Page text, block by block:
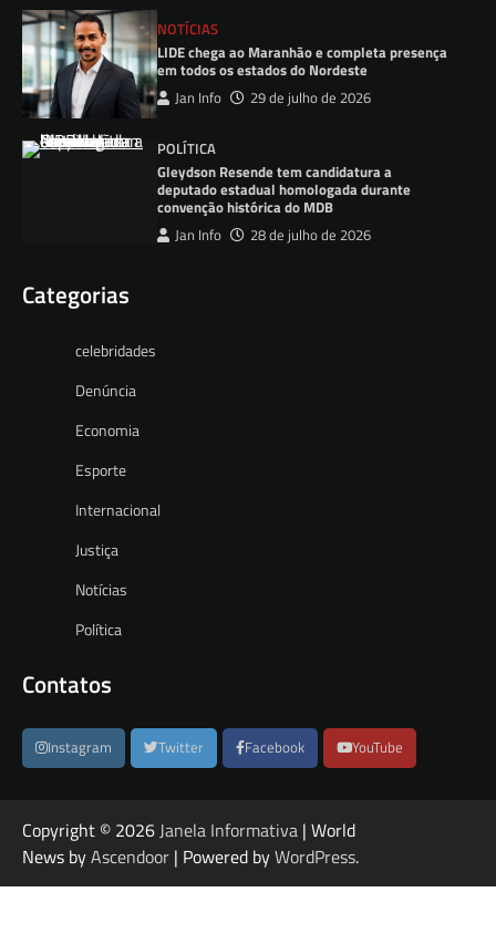
NOTÍCIAS
LIDE chega ao Maranhão e completa presença
em todos os estados do Nordeste
Jan Info 29 de julho de 2026
POLÍTICA
Gleydson Resende tem candidatura a
deputado estadual homologada durante
convenção histórica do MDB
Jan Info 28 de julho de 2026
Categorias
celebridades
Denúncia
Economia
Esporte
Internacional
Justiça
Notícias
Política
Contatos
Instagram Twitter Facebook YouTube
Copyright © 2026Janela Informativa | World
News byAscendoor | Powered byWordPress.